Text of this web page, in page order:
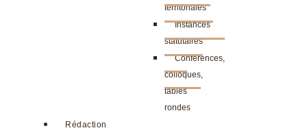
territoriales
Instances
statutaires
Conférences,
colloques,
tables
rondes
Rédaction